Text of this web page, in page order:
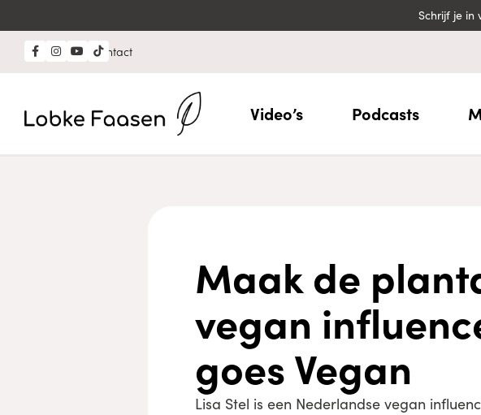
Schrijf je in
Video’s Podcasts
Professional? Contact
Maak de
vegan
goes Vegan
Lisa Stel is een Nederlandse vegan